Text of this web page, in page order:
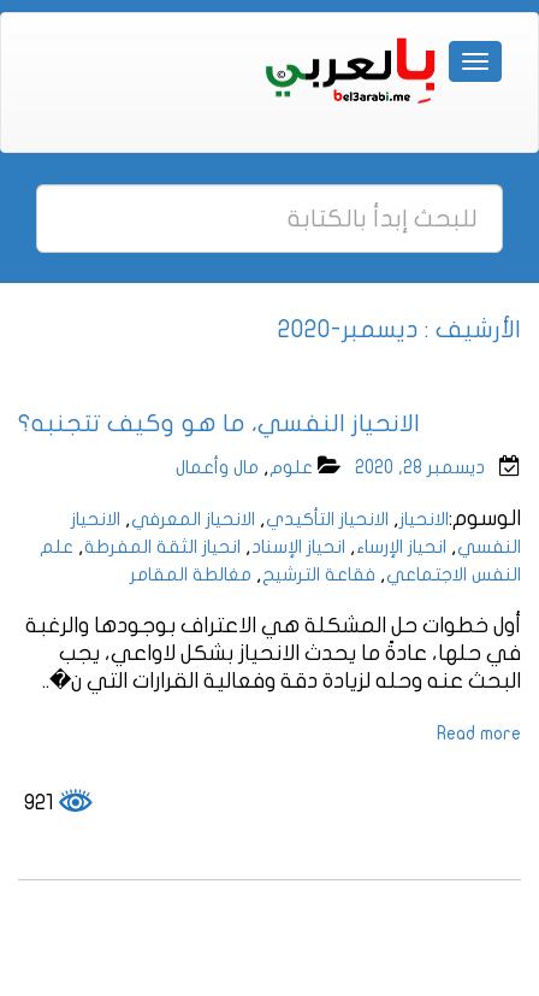
الأرشيف : ديسمبر-2020
الانحياز النفسي، ما هو وكيف تتجنبه؟
ديسمبر 28, 2020 علوم , مال وأعمال
الوسوم: الانحياز, الانحياز التأكيدي, الانحياز المعرفي, الانحياز
النفسي, انحياز الإرساء, انحياز الإسناد, انحياز الثقة المفرطة, علم
النفس الاجتماعي, فقاعة الترشيح, مغالطة المقامر
أول خطوات حل المشكلة هي الاعتراف بوجودها والرغبة
في حلها، عادةً ما يحدث الانحياز بشكل لاواعي، يجب
البحث عنه وحله لزيادة دقة وفعالية القرارات التي ن�..
Read more